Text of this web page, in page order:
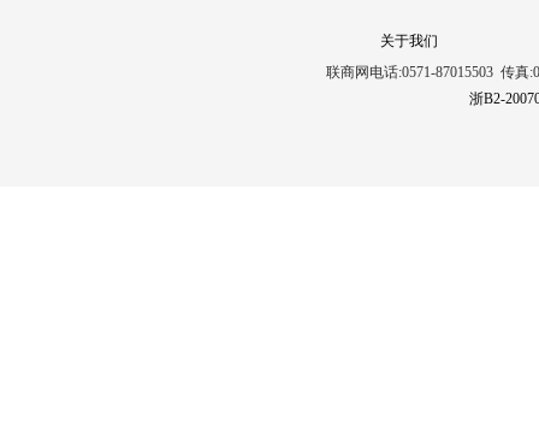
关于我们
联商网电话:0571-87015503 传真
浙B2-